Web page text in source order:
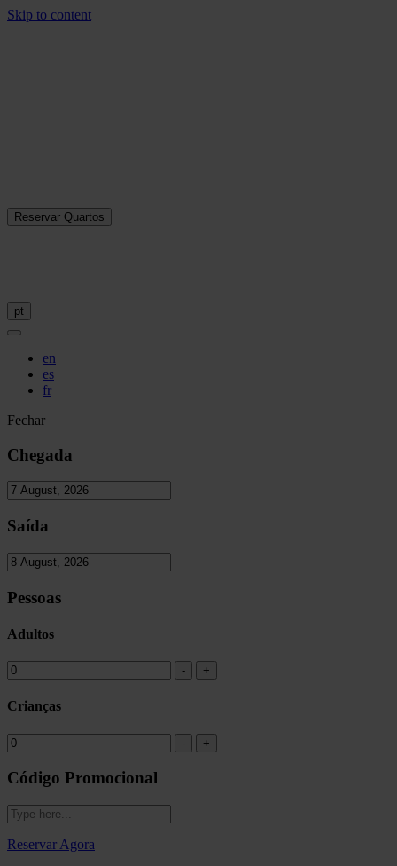
Skip to content
Reservar Quartos
pt
en
es
fr
Fechar
Chegada
Saída
Pessoas
Adultos
Crianças
Código Promocional
Reservar Agora